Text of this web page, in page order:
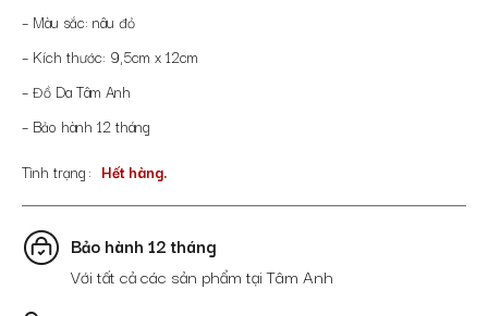
– Màu sắc: nâu đỏ
– Kích thước: 9,5cm x 12cm
– Đồ Da Tâm Anh
– Bảo hành 12 tháng
Tình trạng
Hết hàng.
Bảo hành 12 tháng
Với tất cả các sản phẩm tại Tâm Anh